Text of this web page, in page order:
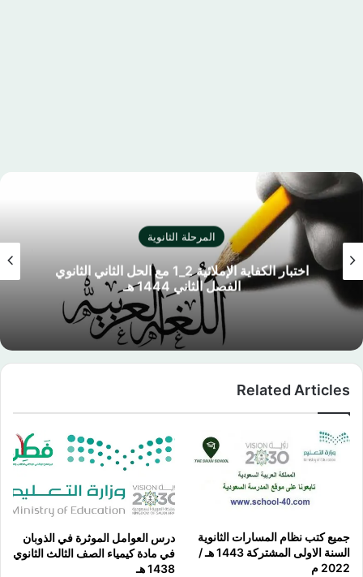
المرحلة الثانوية
اختبار الكفاية الإملائية 2_1 مع الحل الثاني الثانوي
الفصل الثاني 1444 هـ
Related Articles
جميع كتب نظام المسارات الثانوية
السنة الاولى المشتركة 1443 هـ /
2022 م
درس العوامل الموثرة في الذوبان
في مادة كيمياء الصف الثالث الثانوي
1438 هـ